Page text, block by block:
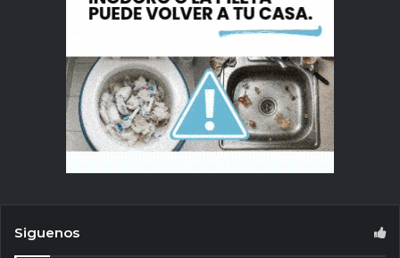
Siguenos